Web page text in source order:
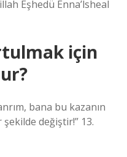
Eşhedü Enna’lsheal
için
bana bu kazanın
değiştir!” 13.